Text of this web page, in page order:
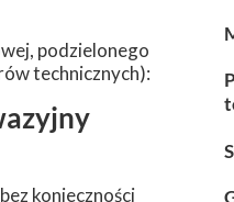
podzielonego
technicznych):
konieczności